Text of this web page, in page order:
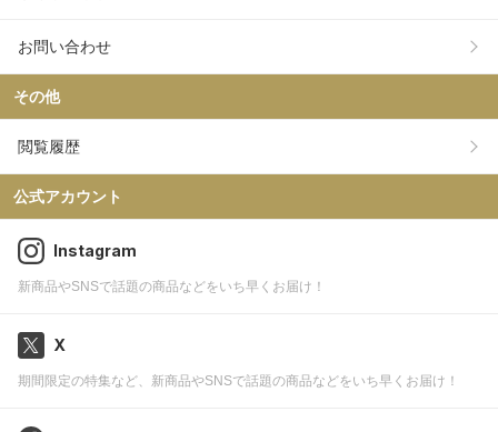
お問い合わせ
その他
閲覧履歴
公式アカウント
Instagram
新商品やSNSで話題の商品などをいち早くお届け！
X
期間限定の特集など、新商品やSNSで話題の商品などをいち早くお届け！